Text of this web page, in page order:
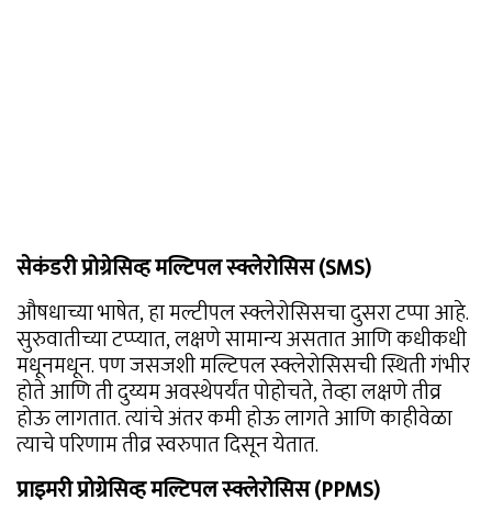
सेकंडरी प्रोग्रेसिव्ह मल्टिपल स्क्लेरोसिस (SMS)
औषधाच्या भाषेत, हा मल्टीपल स्क्लेरोसिसचा दुसरा टप्पा आहे.
सुरुवातीच्या टप्प्यात, लक्षणे सामान्य असतात आणि कधीकधी
मधूनमधून. पण जसजशी मल्टिपल स्क्लेरोसिसची स्थिती गंभीर
होते आणि ती दुय्यम अवस्थेपर्यंत पोहोचते, तेव्हा लक्षणे तीव्र
होऊ लागतात. त्यांचे अंतर कमी होऊ लागते आणि काहीवेळा
त्याचे परिणाम तीव्र स्वरुपात दिसून येतात.
प्राइमरी प्रोग्रेसिव्ह मल्टिपल स्क्लेरोसिस (PPMS)